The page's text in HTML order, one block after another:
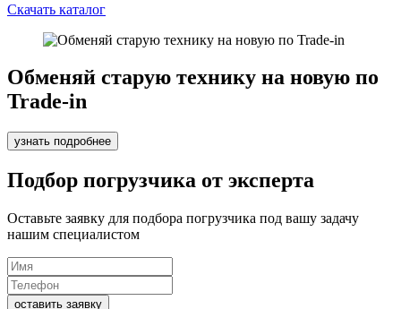
Скачать каталог
Обменяй старую технику на новую по
Trade-in
узнать подробнее
Подбор погрузчика от эксперта
Оставьте заявку для подбора погрузчика под вашу задачу
нашим специалистом
оставить заявку